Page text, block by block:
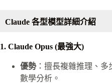
Claude 各型模型詳細介紹
1. Claude Opus (最強大)
優勢：擅長複雜推理、多
數學分析。